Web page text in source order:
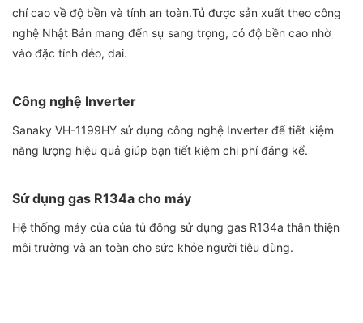
chí cao về độ bền và tính an toàn.Tủ được sản xuất theo công
nghệ Nhật Bản mang đến sự sang trọng, có độ bền cao nhờ
vào đặc tính dẻo, dai.
Công nghệ Inverter
Sanaky VH-1199HY sử dụng công nghệ Inverter để tiết kiệm
năng lượng hiệu quả giúp bạn tiết kiệm chi phí đáng kể.
Sử dụng gas R134a cho máy
Hệ thống máy của của tủ đông sử dụng gas R134a thân thiện
môi trường và an toàn cho sức khỏe người tiêu dùng.